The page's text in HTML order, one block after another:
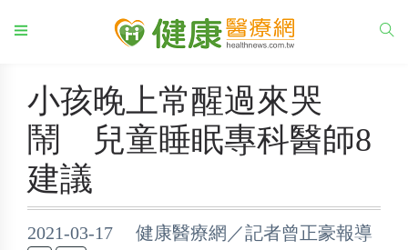
小孩晚上常醒過來哭
鬧 兒童睡眠專科醫師8
建議
2021-03-17 健康醫療網／記者曾正豪報導